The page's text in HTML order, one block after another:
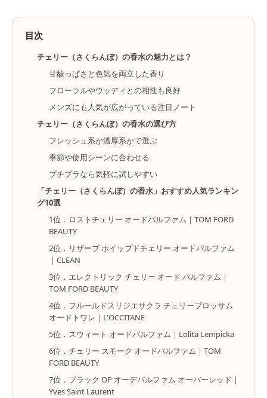
目次
チェリー（さくらんぼ）の香水の魅力とは？
甘酸っぱさと色気を両立した香り
フローラルやウッディとの相性も良好
メンズにも人気が広がっている注目ノート
チェリー（さくらんぼ）の香水の選び方
フレッシュ系か濃厚系かで選ぶ
季節や使用シーンに合わせる
プチプラなら気軽に試しやすい
「チェリー（さくらんぼ）の香水」おすすめ人気ランキン
グ10選
1位．ロストチェリー オードパルファム｜TOM FORD
BEAUTY
2位．リザーブ ホイップドチェリー オードパルファム
｜CLEAN
3位．エレクトリック チェリー オード パルファム｜
TOM FORD BEAUTY
4位．フルールドスリジエサクラ チェリーブロッサム
オードトワレ｜L'OCCITANE
5位．スウィート オードパルファム｜Lolita Lempicka
6位．チェリー スモーク オードパルファム｜TOM
FORD BEAUTY
7位．ブラック OP オーデパルファム オーバーレッド｜
Yves Saint Laurent